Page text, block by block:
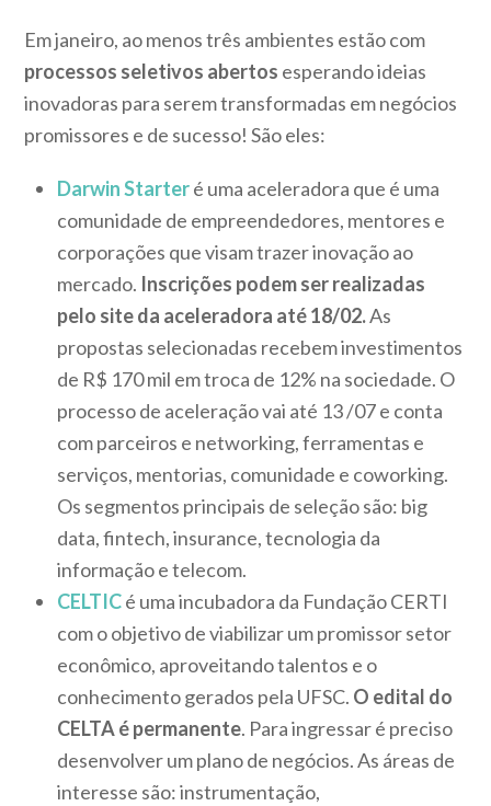
Em janeiro, ao menos três ambientes estão com
processos seletivos abertos esperando ideias
inovadoras para serem transformadas em negócios
promissores e de sucesso! São eles:
Darwin Starteré uma aceleradora que é uma
comunidade de empreendedores, mentores e
corporações que visam trazer inovação ao
mercado. Inscrições podem ser realizadas
pelo site da aceleradora até 18/02.As
propostas selecionadas recebem investimentos
de R$ 170 mil em troca de 12% na sociedade. O
processo de aceleração vai até 13 /07 e conta
com parceiros e networking, ferramentas e
serviços, mentorias, comunidade e coworking.
Os segmentos principais de seleção são: big
data, fintech, insurance, tecnologia da
informação e telecom.
CELTICé uma incubadora da Fundação CERTI
com o objetivo de viabilizar um promissor setor
econômico, aproveitando talentos e o
conhecimento gerados pela UFSC. O edital do
CELTA é permanente. Para ingressar é preciso
desenvolver um plano de negócios. As áreas de
interesse são: instrumentação,